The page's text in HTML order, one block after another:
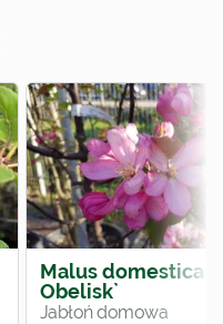
Malus domestica
Obelisk`
Jabłoń domowa